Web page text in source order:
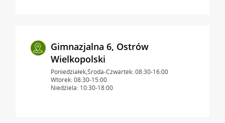
Gimnazjalna 6, Ostrów
Wielkopolski
Poniedziałek,Środa-Czwartek: 08:30-16:00
Wtorek: 08:30-15:00
Niedziela: 10:30-18:00